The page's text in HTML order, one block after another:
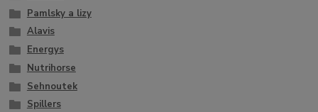
Pamlsky a lizy
Alavis
Energys
Nutrihorse
Sehnoutek
Spillers